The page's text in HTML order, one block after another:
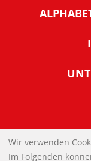
Tipps
Wir verwenden
Im Folgenden